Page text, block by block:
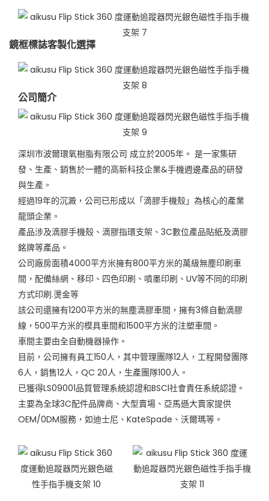
鏡框標誌客製化選擇
公司簡介
深圳市波爾環氧樹脂有限公司 成立於2005年。 是一家集研
發、生產、銷售於一體的高新科技企業&手機週邊產品的研發
與生產。
經過19年的沉澱，公司已形成以「滴膠手機殼」為核心的產業
龍頭企業。
產品涉及滴膠手機殼、滴膠指環支架、3C數位產品貼紙及滴膠
銘牌等產品。
公司廠房面積4000平方米擁有800平方米的萬級無塵印刷車
間，配備絲網、移印、四色印刷、噴墨印刷、UV等不同的印刷
方式印刷.燙金等
該公司還擁有1200平方米的無塵滴膠車間，擁有3條自動滴膠
線，500平方米的模具車間和1500平方米的注塑車間。
車間主要由全自動機器操作。
目前，公司擁有員工150人，其中管理團隊12人，工程開發團隊
6人，銷售12人，QC 20人，生產團隊100人。
已獲得LS09001品質管理系統認證和BSCl社會責任系統認證。
主要為全球3C配件品牌商、大型賣場、亞馬遜大賣家提供
OEM/0DM服務，如迪士尼、KateSpade、沃爾瑪等。